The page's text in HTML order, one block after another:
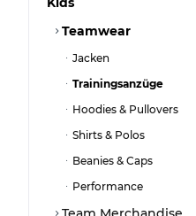
Teamwear
Jacken
Trainingsanzüge
Hoodies & Pullovers
Shirts & Polos
Beanies & Caps
Performance